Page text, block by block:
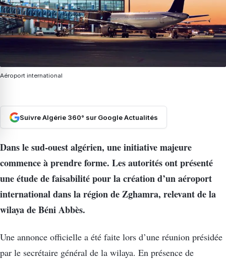
Aéroport international
Suivre Algérie 360° sur Google Actualités
Dans le sud-ouest algérien, une initiative majeure
commence à prendre forme. Les autorités ont présenté
une étude de faisabilité pour la création d’un aéroport
international dans la région de Zghamra, relevant de la
wilaya de Béni Abbès.
Une annonce officielle a été faite lors d’une réunion présidée
par le secrétaire général de la wilaya. En présence de